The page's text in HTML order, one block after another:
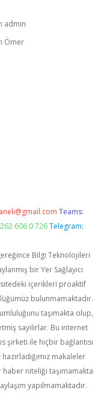
admin
Ömer
Teams:
606 0 726 Telegram:
Bilgi Teknolojileri
bir Yer Sağlayıcı
içerikleri proaktif
bulunmamaktadır.
taşımakta olup,
sayılırlar. Bu internet
şirketi ile hiçbir bağlantısı
makaleler
niteliği taşımamakta
yapılmamaktadır.